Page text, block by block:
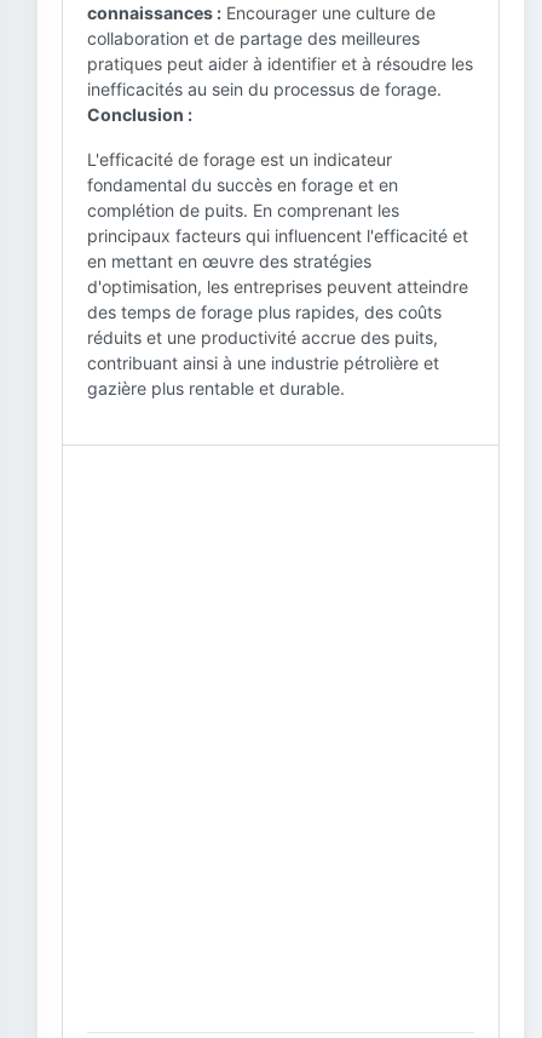
connaissances : Encourager une culture de
collaboration et de partage des meilleures
pratiques peut aider à identifier et à résoudre les
inefficacités au sein du processus de forage.
Conclusion :
L'efficacité de forage est un indicateur
fondamental du succès en forage et en
complétion de puits. En comprenant les
principaux facteurs qui influencent l'efficacité et
en mettant en œuvre des stratégies
d'optimisation, les entreprises peuvent atteindre
des temps de forage plus rapides, des coûts
réduits et une productivité accrue des puits,
contribuant ainsi à une industrie pétrolière et
gazière plus rentable et durable.